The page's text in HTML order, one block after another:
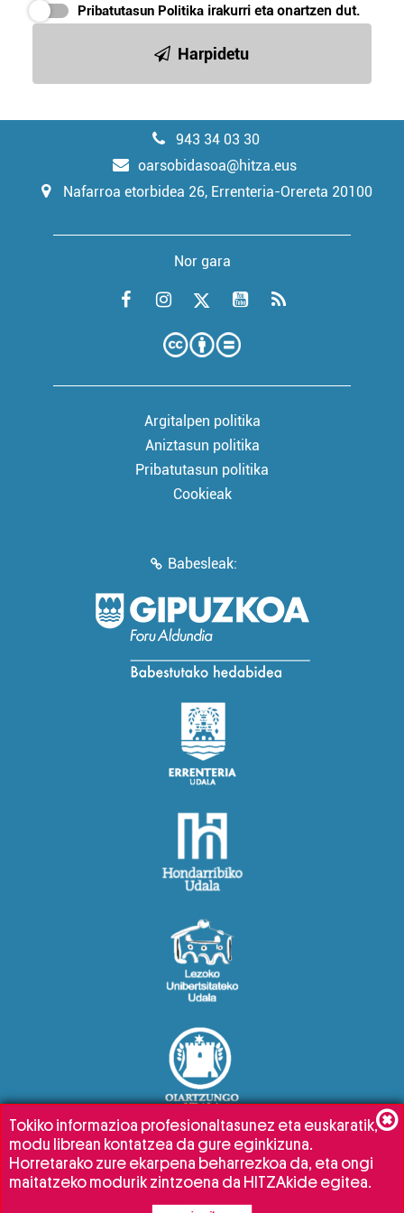
Pribatutasun Politika irakurri eta onartzen dut.
Harpidetu
943 34 03 30
oarsobidasoa@hitza.eus
Nafarroa etorbidea 26, Errenteria-Orereta 20100
Nor gara
Argitalpen politika
Aniztasun politika
Pribatutasun politika
Cookieak
Babesleak:
Tokiko informazioa profesionaltasunez eta euskaratik,
modu librean kontatzea da gure eginkizuna.
Horretarako zure ekarpena beharrezkoa da, eta ongi
maitatzeko modurik zintzoena da HITZAkide egitea.